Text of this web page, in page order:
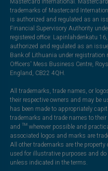
trademarks of Mastercard
is authorized and regulated as an
Financial Supervisory Authority
registered office: Lapinlahdenkatu
authorized and regulated as an
Bank of Lithuania under registration
Officers' Mess Business Centre,
England, CB22 4QH.
All trademarks, trade names, or
their respective owners and may be
has been made to appropriately
trademarks and trade names to
and ™ wherever possible and
associated logos and marks are
All other trademarks are the
used for illustrative purposes and
unless indicated in the terms.